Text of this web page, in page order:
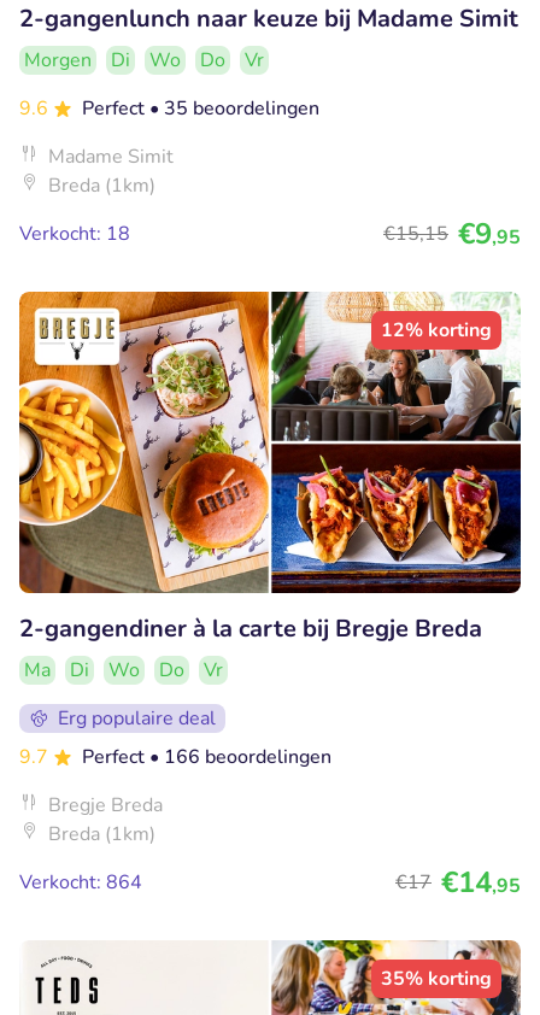
2-gangenlunch naar keuze bij Madame Simit
Morgen Di Wo Do
Vr
9.6
Perfect • 35 beoordelingen
Madame Simit
Breda (1km)
Verkocht: 18
€15,15 €9,95
12% korting
2-gangendiner à la carte bij Bregje Breda
Ma Di Wo Do
Vr
Erg populaire deal
9.7
Perfect • 166 beoordelingen
Bregje Breda
Breda (1km)
Verkocht: 864
€17 €14,95
35% korting